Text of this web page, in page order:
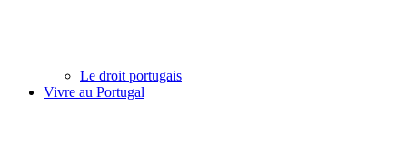
Le droit portugais
Vivre au Portugal